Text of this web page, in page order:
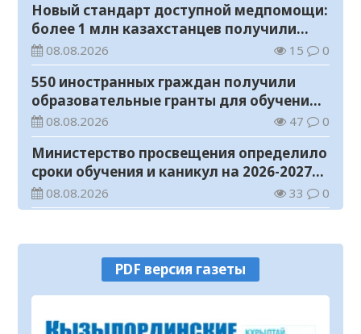
Новый стандарт доступной медпомощи:
более 1 млн казахстанцев получили
телемедицинские услуги
08.08.2026 15 0
550 иностранных граждан получили
образовательные гранты для обучения в
Казахстане
08.08.2026 47 0
Министерство просвещения определило
сроки обучения и каникул на 2026-2027
учебный год
08.08.2026 33 0
08.08.2026 24 0
У граждан высокие ожидания от
выборов в Курултай – опрос
07.08.2026
PDF версия газеты